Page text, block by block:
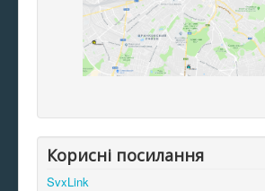
Корисні посилання
SvxLink